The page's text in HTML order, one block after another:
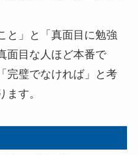
と」と「真面目に勉強
面目な人ほど本番で
完璧でなければ」と考
ます。